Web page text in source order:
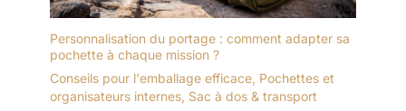
Personnalisation du portage : comment adapter sa
pochette à chaque mission ?
Conseils pour l'emballage efficace, Pochettes et
organisateurs internes, Sac à dos & transport